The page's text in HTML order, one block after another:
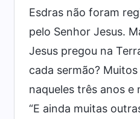
Esdras não foram
pelo Senhor Jesus.
Jesus pregou na
cada sermão?
naqueles três anos
“E ainda muitas